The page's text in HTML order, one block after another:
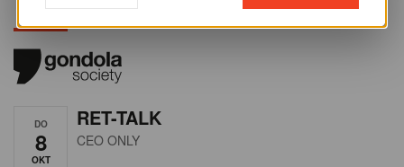
DO
8
OKT
RET-TALK
CEO ONLY